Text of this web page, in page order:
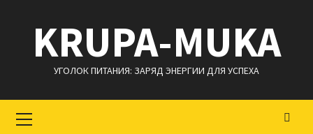
содержимому
KRUPA-MUKA
УГОЛОК ПИТАНИЯ: ЗАРЯД ЭНЕРГИИ ДЛЯ УСПЕХА
меню